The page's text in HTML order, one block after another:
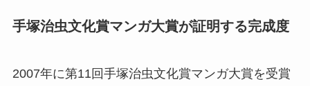
手塚治虫文化賞マンガ大賞が証明する完成度
2007年に第11回手塚治虫文化賞マンガ大賞を受賞